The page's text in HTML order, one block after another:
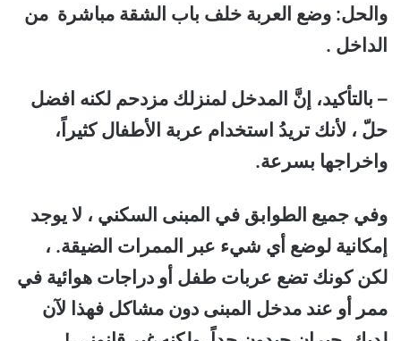
والحل: وضع العربة خلف باب الشقة مباشرة من
الداخل .
– بالتأكيد، إنَّ المدخل لمنزلك مزدحم لكنه افضل
حلّ ، لأنك تريدُ استخدام عربة الأطفال كثيراً،
واخراجها بسرعة.
وفي جميع الطوابق في المبنى السكني ، لا يوجد
إمكانية لوضع أي شيء عبر الممرات الضيقة. ،
لكن كونك تضع عربات طفل أو دراجات هوائية في
ممر أو عند مدخل المبنى دون مشاكل فهذا لآن